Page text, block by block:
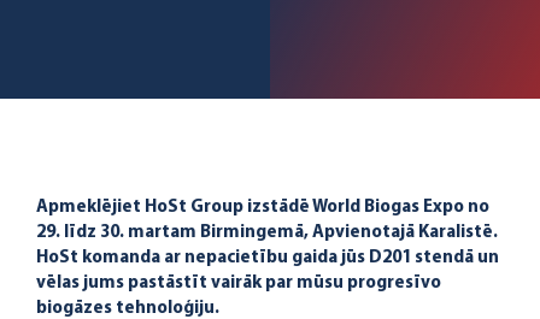
Apmeklējiet HoSt Group izstādē World Biogas Expo no
29. līdz 30. martam Birmingemā, Apvienotajā Karalistē.
HoSt komanda ar nepacietību gaida jūs D201 stendā un
vēlas jums pastāstīt vairāk par mūsu progresīvo
biogāzes tehnoloģiju.